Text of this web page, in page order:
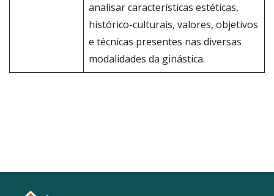
analisar características estéticas,
histórico-culturais, valores, objetivos
e técnicas presentes nas diversas
modalidades da ginástica.